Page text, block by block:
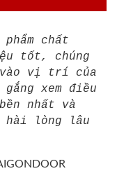
chất
tốt, chúng
vị trí của
gắng xem điều
nhất và
hài lòng lâu